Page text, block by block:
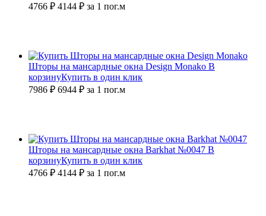
4766 ₽ 4144 ₽ за 1 пог.м
Шторы на мансардные окна Design Monako В
корзинуКупить в один клик
7986 ₽ 6944 ₽ за 1 пог.м
Шторы на мансардные окна Barkhat №0047 В
корзинуКупить в один клик
4766 ₽ 4144 ₽ за 1 пог.м